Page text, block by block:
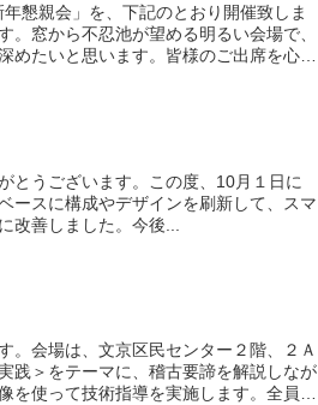
懇親会」を、下記のとおり開催致しま
窓から不忍池が望める明るい会場で、
たいと思います。皆様のご出席を心よ
とうございます。この度、10月１日に
ースに構成やデザインを刷新して、スマ
改善しました。今後...
。会場は、文京区民センター２階、２Ａ
践＞をテーマに、稽古要諦を解説しなが
を使って技術指導を実施します。全員通